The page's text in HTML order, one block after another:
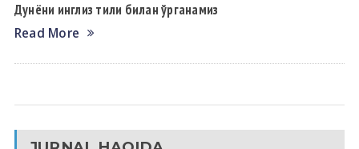
Дунёни инглиз тили билан ўрганамиз
Read More